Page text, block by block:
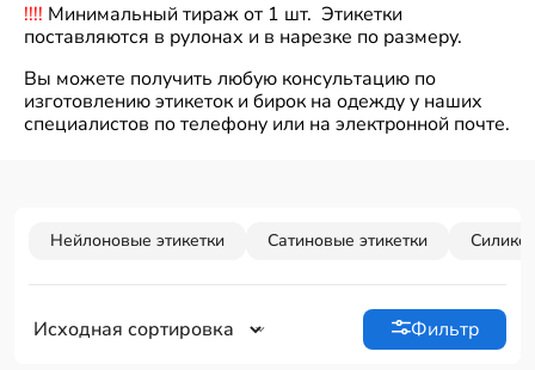
!!!! Минимальный тираж от 1 шт. Этикетки
поставляются в рулонах и в нарезке по размеру.
Вы можете получить любую консультацию по
изготовлению этикеток и бирок на одежду у наших
специалистов по телефону или на электронной почте.
Нейлоновые этикетки Сатиновые этикетки
Фильтр